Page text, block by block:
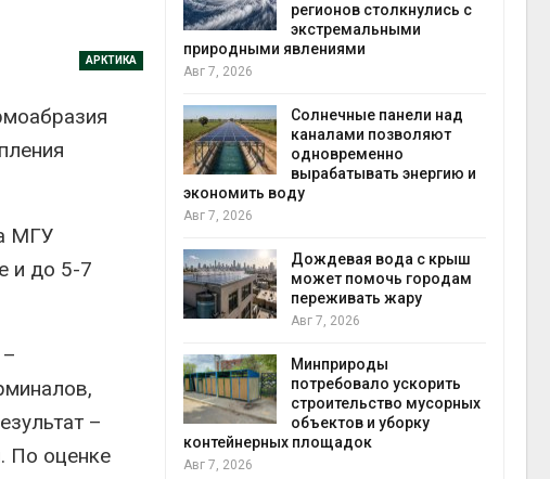
АРКТИКА
МГУ
и до 5-7
–
По оценке
запустит сбор
Новгорода
воды и близости
с отходами
экологи
о
регионов столкнулись с
экстремальными
природными явлениями
Авг 7, 2026
Солнечные панели над
каналами позволяют
одновременно
вырабатывать энергию и
экономить воду
Авг 7, 2026
Дождевая вода с крыш
может помочь городам
переживать жару
Авг 7, 2026
Минприроды
потребовало ускорить
строительство мусорных
объектов и уборку
контейнерных площадок
Авг 7, 2026